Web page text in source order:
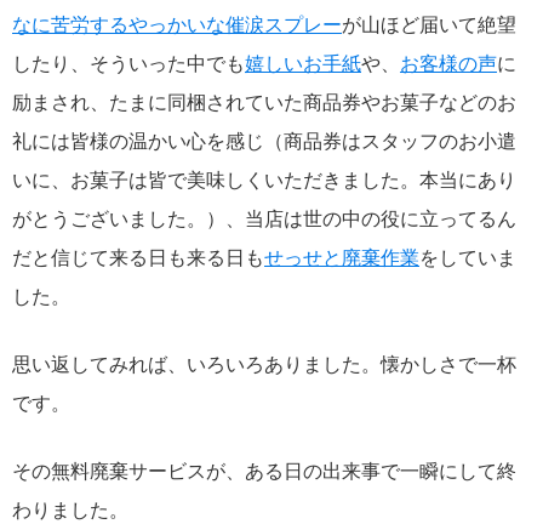
なに苦労するやっかいな催涙スプレーが山ほど届いて絶望
したり、そういった中でも嬉しいお手紙や、 お客様の声に
励まされ、たまに同梱されていた商品券やお菓子などのお
礼には皆様の温かい心を感じ（商品券はスタッフのお小遣
いに、お菓子は皆で美味しくいただきました。本当にあり
がとうございました。）、当店は世の中の役に立ってるん
だと信じて来る日も来る日もせっせと廃棄作業をしていま
した。
思い返してみれば、いろいろありました。懐かしさで一杯
です。
その無料廃棄サービスが、ある日の出来事で一瞬にして終
わりました。